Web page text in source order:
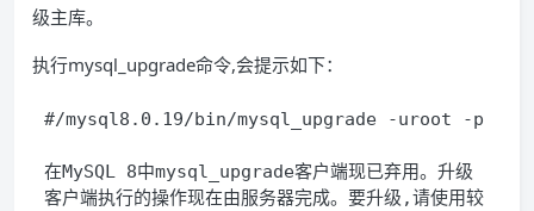
级主库。
执行mysql_upgrade命令,会提示如下：
#/mysql8.0.19/bin/mysql_upgrade -uroot -p
在MySQL 8中mysql_upgrade客户端现已弃用。升级
客户端执行的操作现在由服务器完成。要升级,请使用较